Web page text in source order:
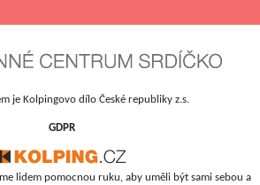
je Kolpingovo dílo České republiky z.s.
GDPR
lidem pomocnou ruku, aby uměli být sami sebou a